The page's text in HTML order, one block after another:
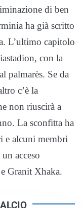
di ben
ha già scritto
L’ultimo capitolo
con la
palmarès. Se da
c’è la
non riuscirà a
La sconfitta ha
e alcuni membri
acceso
Granit Xhaka.